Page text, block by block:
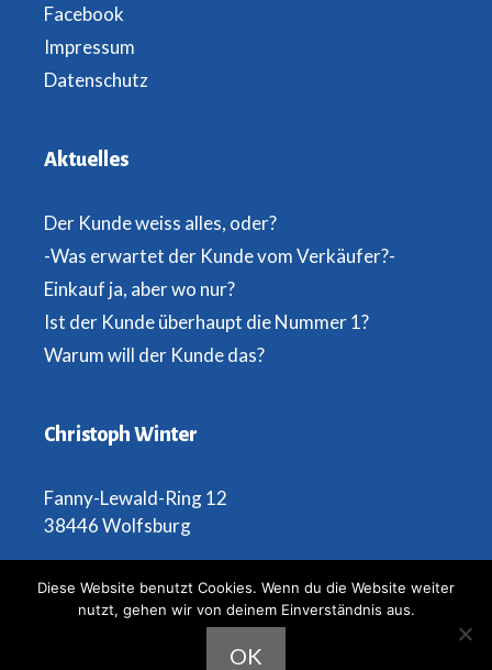
Facebook
Impressum
Datenschutz
Aktuelles
Der Kunde weiss alles, oder?
-Was erwartet der Kunde vom Verkäufer?-
Einkauf ja, aber wo nur?
Ist der Kunde überhaupt die Nummer 1?
Warum will der Kunde das?
Christoph Winter
Fanny-Lewald-Ring 12
38446 Wolfsburg
Telefon: 0173 2947897
Diese Website benutzt Cookies. Wenn du die Website weiter
nutzt, gehen wir von deinem Einverständnis aus.
OK